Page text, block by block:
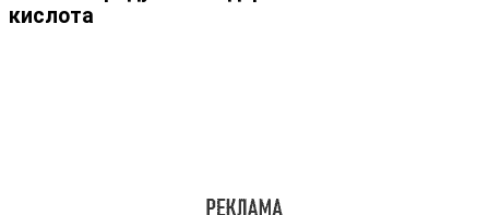
кислота